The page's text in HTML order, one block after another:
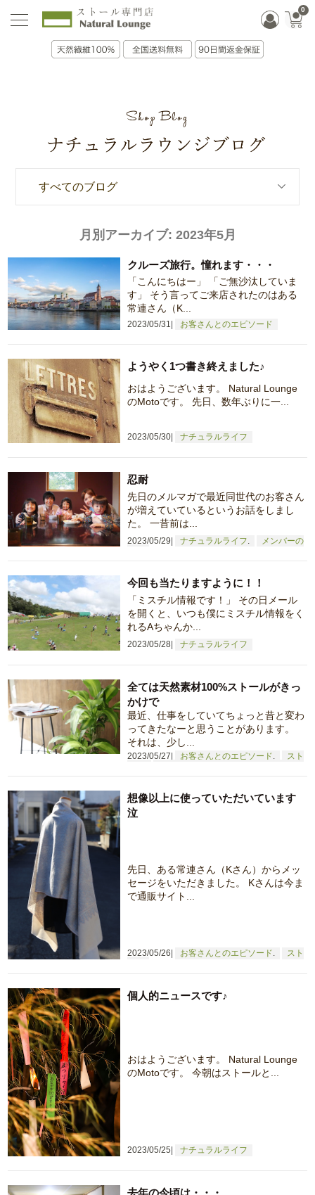
0
すべてのブログ
月別アーカイブ: 2023年5月
2023/05/31 お客さんとのエピソード
クルーズ旅行。憧れます・・・
「こんにちはー」 「ご無沙汰していま
す」 そう言ってご来店されたのはある
常連さん（K...
2023/05/30 ナチュラルライフ
ようやく1つ書き終えました♪
おはようございます。 Natural Lounge
のMotoです。 先日、数年ぶりに一...
2023/05/29 ナチュラルライフ
メンバーの
忍耐
先日のメルマガで最近同世代のお客さん
が増えていているというお話をしまし
た。 一昔前は...
2023/05/28 ナチュラルライフ
今回も当たりますように！！
「ミスチル情報です！」 その日メール
を開くと、いつも僕にミスチル情報をく
れるAちゃんか...
2023/05/27 お客さんとのエピソード
スト
り
全ては天然素材100%ストールがきっ
かけで
最近、仕事をしていてちょっと昔と変わ
ってきたなーと思うことがあります。
それは、少し...
2023/05/26 お客さんとのエピソード
スト
想像以上に使っていただいています
泣
先日、ある常連さん（Kさん）からメッ
セージをいただきました。 Kさんは今ま
で通販サイト...
2023/05/25 ナチュラルライフ
個人的ニュースです♪
おはようございます。 Natural Lounge
のMotoです。 今朝はストールと...